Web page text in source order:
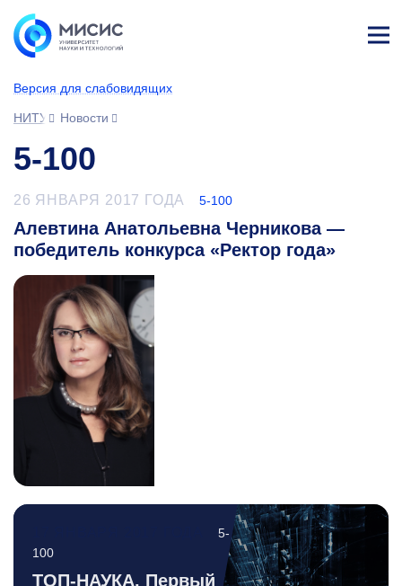
Версия для слабовидящих
НИТУ МИСИС
Новости
5-100
26 ЯНВАРЯ 2017 ГОДА 5-100
Алевтина Анатольевна Черникова —
победитель конкурса «Ректор года»
5-
100
ТОП-НАУКА. Первый